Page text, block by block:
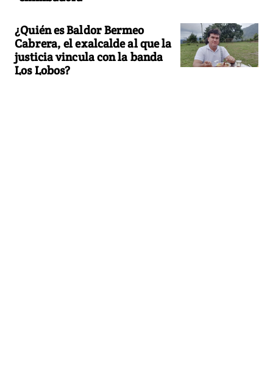
¿Quién es Baldor Bermeo
Cabrera, el exalcalde al que la
justicia vincula con la banda
Los Lobos?